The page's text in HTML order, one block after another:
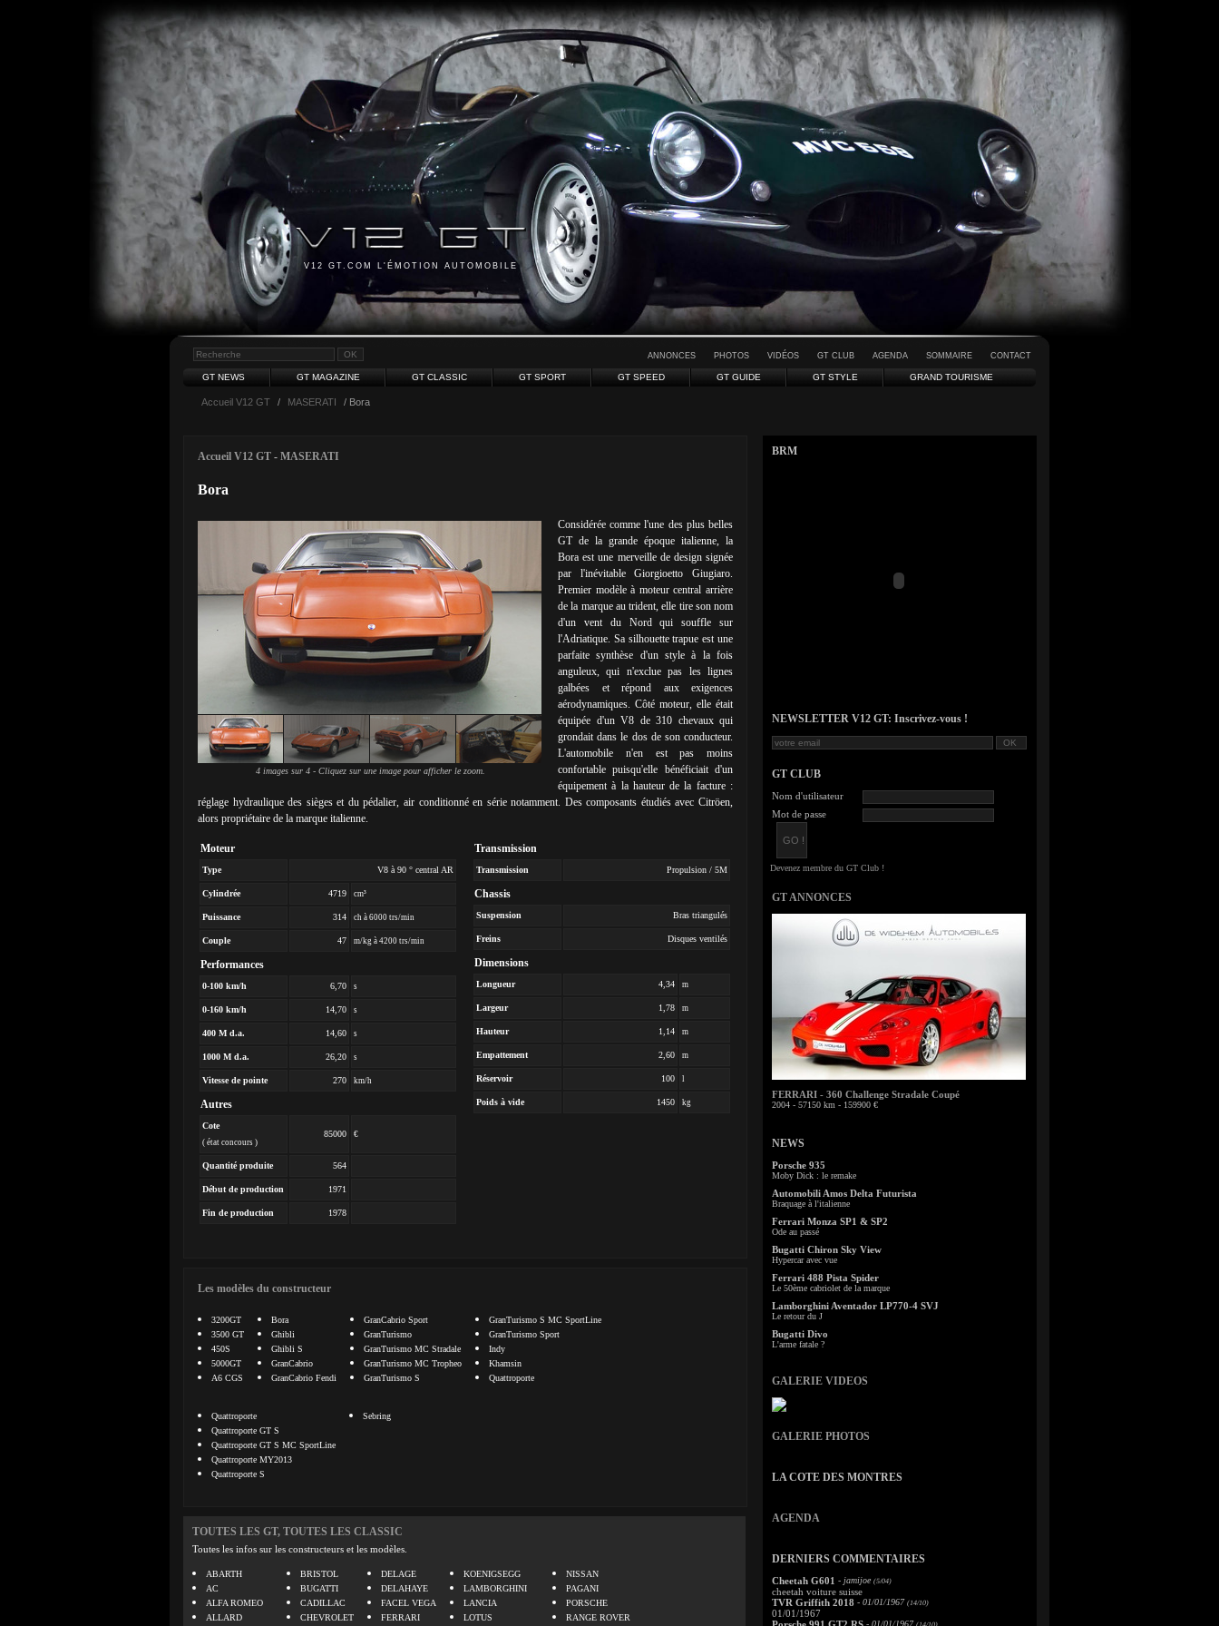
V12 GT.COM L'ÉMOTION AUTOMOBILE
ANNONCES PHOTOS VIDÉOS GT CLUB AGENDA SOMMAIRE CONTACT
GT NEWS GT MAGAZINE GT CLASSIC GT SPORT GT SPEED GT GUIDE GT STYLE GRAND TOURISME
Accueil V12 GT / MASERATI / Bora
Accueil V12 GT - MASERATI
Bora
4 images sur 4 - Cliquez sur une image pour afficher le zoom.
Considérée comme l'une des plus belles
GT de la grande époque italienne, la
Bora est une merveille de design signée
par l'inévitable Giorgioetto Giugiaro.
Premier modèle à moteur central arrière
de la marque au trident, elle tire son nom
d'un vent du Nord qui souffle sur
l'Adriatique. Sa silhouette trapue est une
parfaite synthèse d'un style à la fois
anguleux, qui n'exclue pas les lignes
galbées et répond aux exigences
aérodynamiques. Côté moteur, elle était
équipée d'un V8 de 310 chevaux qui
grondait dans le dos de son conducteur.
L'automobile n'en est pas moins
confortable puisqu'elle bénéficiait d'un
équipement à la hauteur de la facture :
réglage hydraulique des sièges et du pédalier, air conditionné en série notamment. Des composants étudiés avec Citröen,
alors propriétaire de la marque italienne.
Moteur
Type V8 à 90 ° central AR
Cylindrée 4719 cm³
Puissance 314 ch à 6000 trs/min
Couple 47 m/kg à 4200 trs/min
Performances
0-100 km/h 6,70 s
0-160 km/h 14,70 s
400 M d.a. 14,60 s
1000 M d.a. 26,20 s
Vitesse de pointe 270 km/h
Autres
Cote
( état concours )
85000 €
Quantité produite 564
Début de production 1971
Fin de production 1978
Transmission
Transmission Propulsion / 5M
Chassis
Suspension Bras triangulés
Freins Disques ventilés
Dimensions
Longueur 4,34 m
Largeur 1,78 m
Hauteur 1,14 m
Empattement 2,60 m
Réservoir 100 l
Poids à vide 1450 kg
Les modèles du constructeur
3200GT
3500 GT
450S
5000GT
A6 CGS
Bora
Ghibli
Ghibli S
GranCabrio
GranCabrio Fendi
GranCabrio Sport
GranTurismo
GranTurismo MC Stradale
GranTurismo MC Tropheo
GranTurismo S
GranTurismo S MC SportLine
GranTurismo Sport
Indy
Khamsin
Quattroporte
Quattroporte
Quattroporte GT S
Quattroporte GT S MC SportLine
Quattroporte MY2013
Quattroporte S
Sebring
TOUTES LES GT, TOUTES LES CLASSIC
Toutes les infos sur les constructeurs et les modèles.
ABARTH
AC
ALFA ROMEO
ALLARD
BRISTOL
BUGATTI
CADILLAC
CHEVROLET
DELAGE
DELAHAYE
FACEL VEGA
FERRARI
KOENIGSEGG
LAMBORGHINI
LANCIA
LOTUS
NISSAN
PAGANI
PORSCHE
RANGE ROVER
BRM
NEWSLETTER V12 GT: Inscrivez-vous !
GT CLUB
Nom d'utilisateur
Mot de passe
GT ANNONCES
FERRARI - 360 Challenge Stradale Coupé
2004 - 57150 km - 159900 €
NEWS
Porsche 935
Moby Dick : le remake
Automobili Amos Delta Futurista
Braquage à l'italienne
Ferrari Monza SP1 & SP2
Ode au passé
Bugatti Chiron Sky View
Hypercar avec vue
Ferrari 488 Pista Spider
Le 50ème cabriolet de la marque
Lamborghini Aventador LP770-4 SVJ
Le retour du J
Bugatti Divo
L'arme fatale ?
GALERIE VIDEOS
GALERIE PHOTOS
LA COTE DES MONTRES
AGENDA
DERNIERS COMMENTAIRES
Cheetah G601 - jamijoe (5/04)
cheetah voiture suisse
TVR Griffith 2018 - 01/01/1967 (14/10)
01/01/1967
- 01/01/1967